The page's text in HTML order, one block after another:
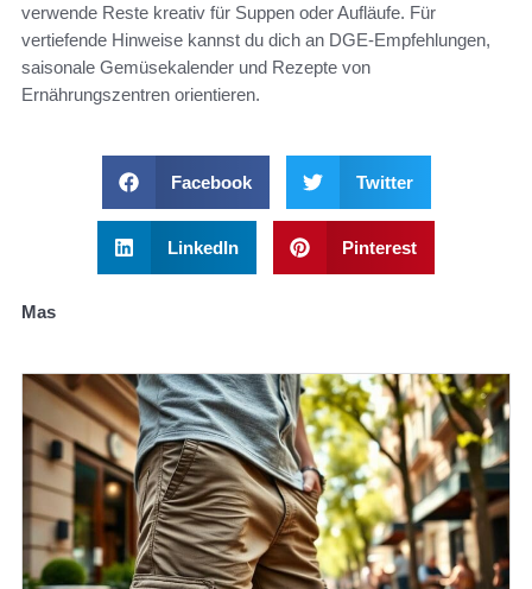
verwende Reste kreativ für Suppen oder Aufläufe. Für
vertiefende Hinweise kannst du dich an DGE-Empfehlungen,
saisonale Gemüsekalender und Rezepte von
Ernährungszentren orientieren.
Facebook Twitter
LinkedIn Pinterest
Mas